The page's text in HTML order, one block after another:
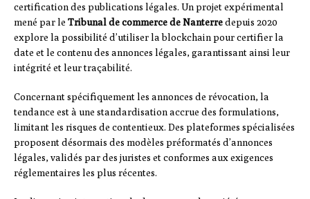
certification des publications légales. Un projet expérimental
mené par le Tribunal de commerce de Nanterredepuis 2020
explore la possibilité d’utiliser la blockchain pour certifier la
date et le contenu des annonces légales, garantissant ainsi leur
intégrité et leur traçabilité.
Concernant spécifiquement les annonces de révocation, la
tendance est à une standardisation accrue des formulations,
limitant les risques de contentieux. Des plateformes spécialisées
proposent désormais des modèles préformatés d’annonces
légales, validés par des juristes et conformes aux exigences
réglementaires les plus récentes.